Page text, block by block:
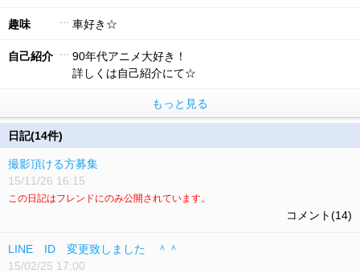
趣味 車好き☆
自己紹介
90年代アニメ大好き！
詳しくは自己紹介にて☆
もっと見る
日記(14件)
撮影頂ける方募集
15/11/26 16:15
この日記はフレンドにのみ公開されています。
コメント(14)
LINE ID 変更致しました ＾＾
15/02/25 17:00